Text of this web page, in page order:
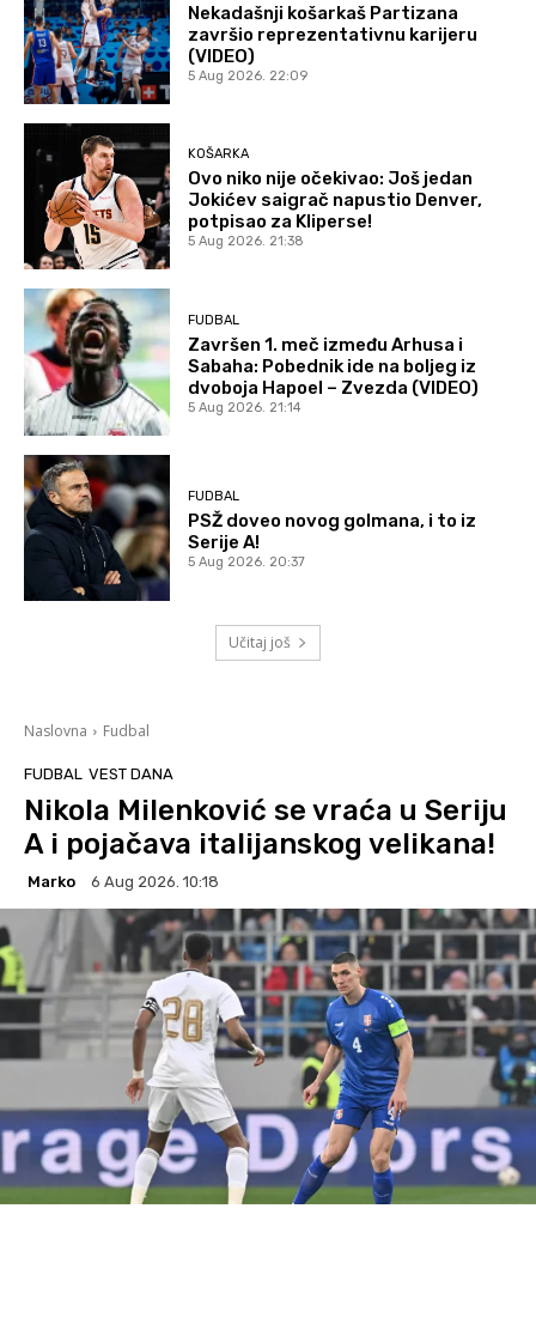
Nekadašnji košarkaš Partizana
završio reprezentativnu karijeru
(VIDEO)
5 Aug 2026. 22:09
KOŠARKA
Ovo niko nije očekivao: Još jedan
Jokićev saigrač napustio Denver,
potpisao za Kliperse!
5 Aug 2026. 21:38
FUDBAL
Završen 1. meč između Arhusa i
Sabaha: Pobednik ide na boljeg iz
dvoboja Hapoel – Zvezda (VIDEO)
5 Aug 2026. 21:14
FUDBAL
PSŽ doveo novog golmana, i to iz
Serije A!
5 Aug 2026. 20:37
Učitaj još